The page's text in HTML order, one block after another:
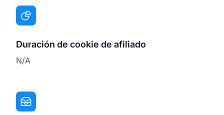
Duración de cookie de afiliado
N/A